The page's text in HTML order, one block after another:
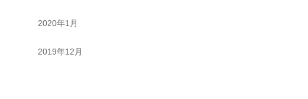
2020年1月
2019年12月